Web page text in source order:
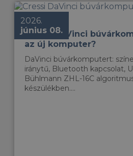
2026.
június 08.
Cressi DaVinci
az új komputer?
DaVinci búvárkomputert:
iránytű, Bluetooth kapcsolat,
Bühlmann ZHL-16C
készülékben....